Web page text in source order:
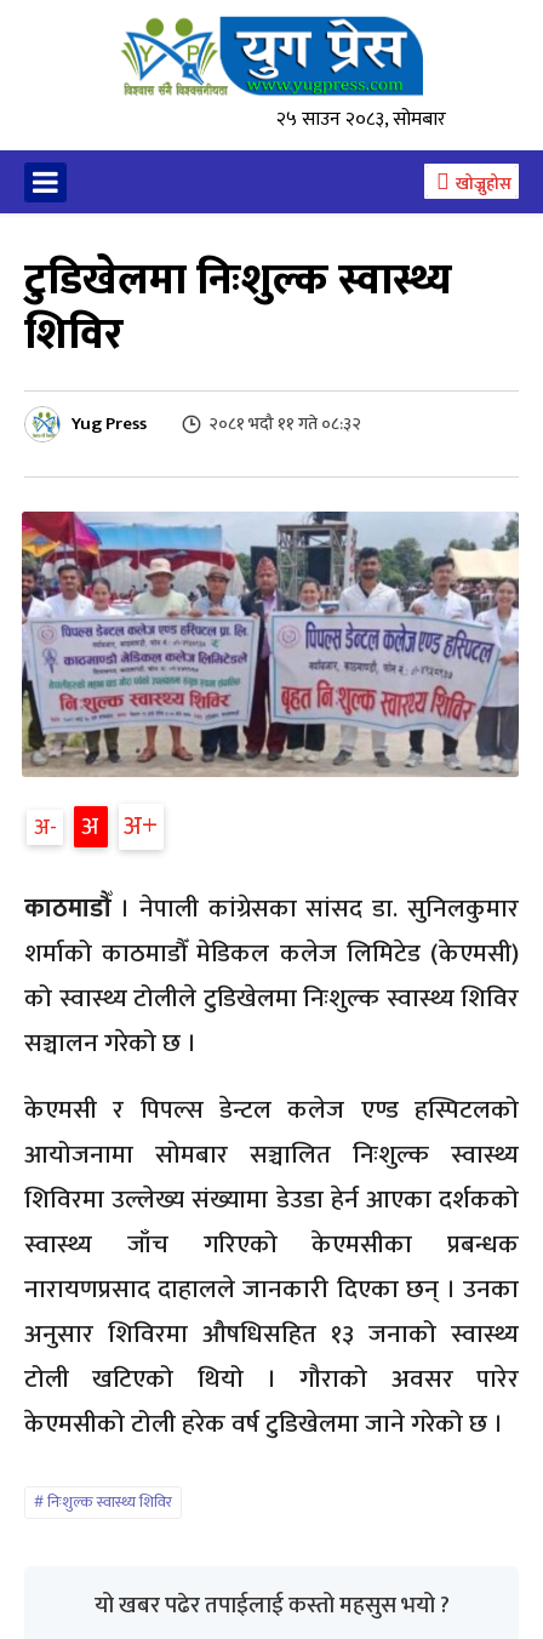
२५ साउन २०८३, सोमबार
खोज्नुहोस
टुडिखेलमा निःशुल्क स्वास्थ्य
शिविर
Yug Press २०८१ भदौ ११ गते ०८:३२
अ अ अ
काठमाडौँ। नेपाली कांग्रेसका सांसद डा. सुनिलकुमार
शर्माको काठमाडौँ मेडिकल कलेज लिमिटेड (केएमसी)
को स्वास्थ्य टोलीले टुडिखेलमा निःशुल्क स्वास्थ्य शिविर
सञ्चालन गरेको छ ।
केएमसी र पिपल्स डेन्टल कलेज एण्ड हस्पिटलको
आयोजनामा सोमबार सञ्चालित निःशुल्क स्वास्थ्य
शिविरमा उल्लेख्य संख्यामा डेउडा हेर्न आएका दर्शकको
स्वास्थ्य जाँच गरिएको केएमसीका प्रबन्धक
नारायणप्रसाद दाहालले जानकारी दिएका छन् । उनका
अनुसार शिविरमा औषधिसहित १३ जनाको स्वास्थ्य
टोली खटिएको थियो । गौराको अवसर पारेर
केएमसीको टोली हरेक वर्ष टुडिखेलमा जाने गरेको छ ।
निःशुल्क स्वास्थ्य शिविर
यो खबर पढेर तपाईलाई कस्तो महसुस भयो ?